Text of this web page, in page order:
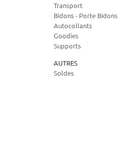
Transport
Bidons - Porte Bidons
Autocollants
Goodies
Supports
AUTRES
Soldes